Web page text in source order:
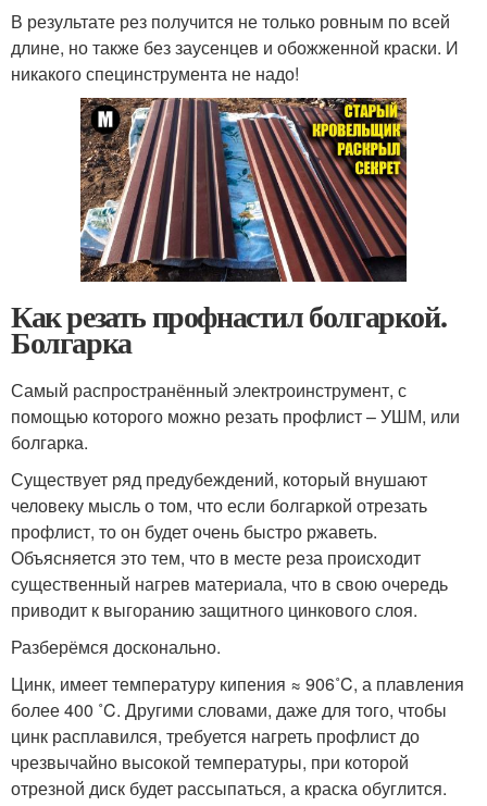
В результате рез получится не только ровным по всей
длине, но также без заусенцев и обожженной краски. И
никакого специнструмента не надо!
Как резать профнастил болгаркой.
Болгарка
Самый распространённый электроинструмент, с
помощью которого можно резать профлист – УШМ, или
болгарка.
Существует ряд предубеждений, который внушают
человеку мысль о том, что если болгаркой отрезать
профлист, то он будет очень быстро ржаветь.
Объясняется это тем, что в месте реза происходит
существенный нагрев материала, что в свою очередь
приводит к выгоранию защитного цинкового слоя.
Разберёмся досконально.
Цинк, имеет температуру кипения ≈ 906˚C, а плавления
более 400 ˚C. Другими словами, даже для того, чтобы
цинк расплавился, требуется нагреть профлист до
чрезвычайно высокой температуры, при которой
отрезной диск будет рассыпаться, а краска обуглится.